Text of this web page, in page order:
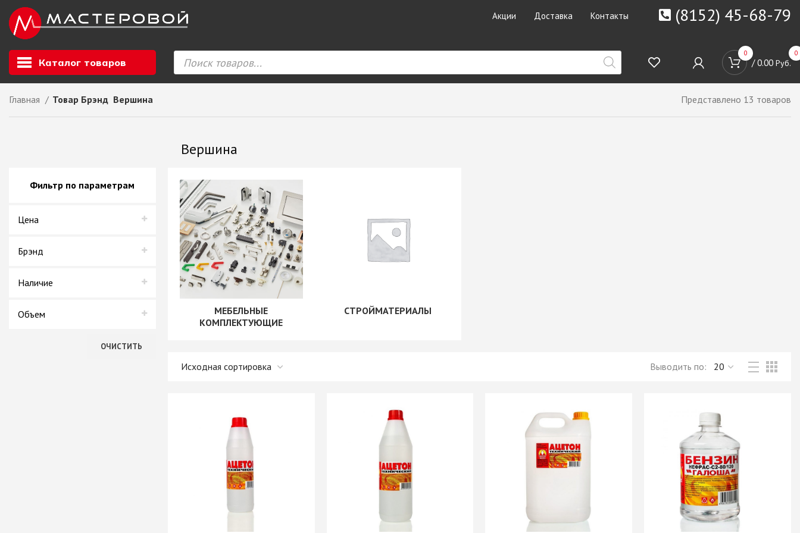
Акции Доставка Контакты (8152) 45-68-79
Каталог товаров
Листовой материал
полотна, кромка
Ф.п. + кромка
Компакт ламинат HPL
ЛДСП
СКИФ
СОЮЗ // ВСЕ ИЗДЕЛИЯ
ХДФ
+ еще 4 категории
Кухонные
Плинтуса для столешниц
Смесители GranFest
Стекло каленое
+ еще 1 категории
Кромочные материалы
Ручки мебельные
Профиль GOLA (Opes)
Ручки мебельные AMIX
KERRON
Ручки мебельные Китай
Крепеж для
шариковые 17мм/ххх
шариковые 35мм/ххх
Трубные системы
ТРУБА 30 х 15 мм И
КОМПЛЕКТУЮЩИЕ
0 0
/ 0.00 Руб.
Главная Товар Брэнд Вершина Представлено 13 товаров
Вершина
Фильтр по параметрам
Цена
Брэнд
Наличие
Объем
ОЧИСТИТЬ
МЕБЕЛЬНЫЕ
КОМПЛЕКТУЮЩИЕ
СТРОЙМАТЕРИАЛЫ
Выводить по: